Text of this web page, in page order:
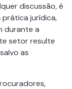
discussão, é
prática jurídica,
durante a
setor resulte
as